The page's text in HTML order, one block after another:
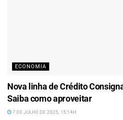
ECONOMIA
Nova linha de Crédito
Saiba como aproveitar
7 DE JULHO DE 2025, 15:14H